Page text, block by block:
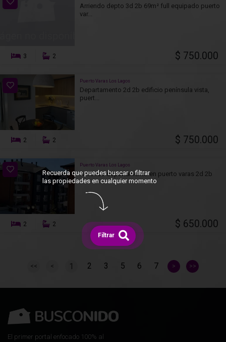
Arriendo depto 3d 2b 69m² full equipado puerto
var...
3 2 $ 750.000
Puerto Varas Los Lagos
Departamento 2d 2b edificio península vista,
puert...
2 2 $ 750.000
Puerto Varas Los Lagos
Arriendo departamento en puerto varas 2d 2b
2 2 $ 650.000
<< < 1 2 3 5 6 7 > >>
El primer portal enfocado 100% al
Recuerda que puedes buscar o filtrar
las propiedades en cualquier momento
Filtrar